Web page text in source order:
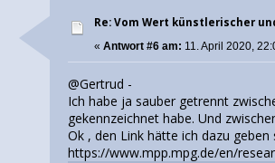
Re: Vom Wert künstlerischer
«Antwort #6 am: 11. April 2020,
@Gertrud -
Ich habe ja sauber getrennt
gekennzeichnet habe. Und
Ok , den Link hätte ich dazu
https://www.mpp.mpg.de/en/